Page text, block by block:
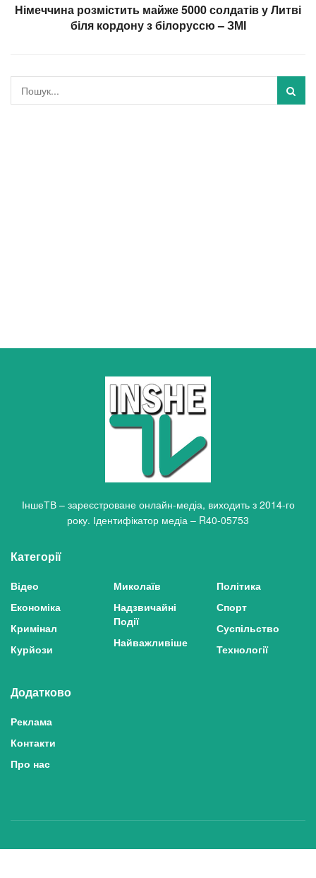
Німеччина розмістить майже 5000 солдатів у Литві
біля кордону з білоруссю – ЗМІ
ІншеТВ – зареєстроване онлайн-медіа, виходить з 2014-го
року. Ідентифікатор медіа – R40-05753
Категорії
Відео
Економіка
Кримінал
Курйози
Миколаїв
Надзвичайні
Події
Найважливіше
Політика
Спорт
Суспільство
Технології
Додатково
Реклама
Контакти
Про нас
Політика конфіденційності та захисту персональних даних